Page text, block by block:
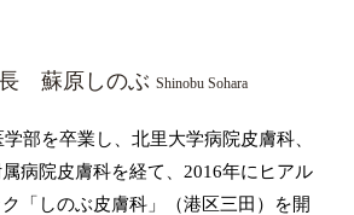
長 蘇原しのぶShinobu Sohara
部を卒業し、北里大学病院皮膚科、
病院皮膚科を経て、2016年にヒアル
「しのぶ皮膚科」（港区三田）を開